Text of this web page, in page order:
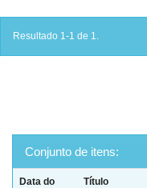
Resultado 1-1 de 1.
Conjunto de itens:
Data do
Título